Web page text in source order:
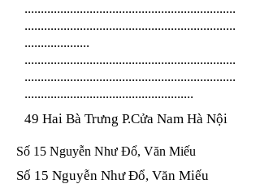
.................................................................
.................................................................
....................
.................................................................
.................................................................
....................................................
49 Hai Bà Trưng P.Cửa Nam Hà Nội
Số 15 Nguyễn Như Đổ, Văn Miếu
Số 15 Nguyễn Như Đổ, Văn Miếu